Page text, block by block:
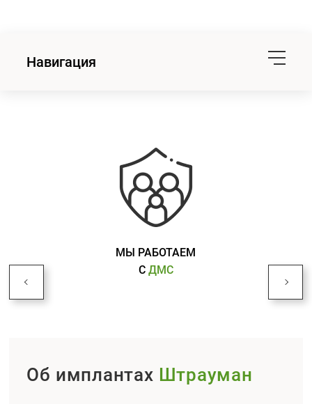
Навигация
МЫ РАБОТАЕМ
С ДМС
Об имплантах Штрауман